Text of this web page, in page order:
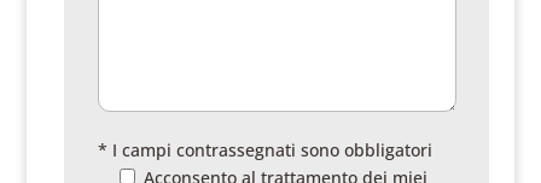
* I campi contrassegnati sono obbligatori
Acconsento al trattamento dei miei